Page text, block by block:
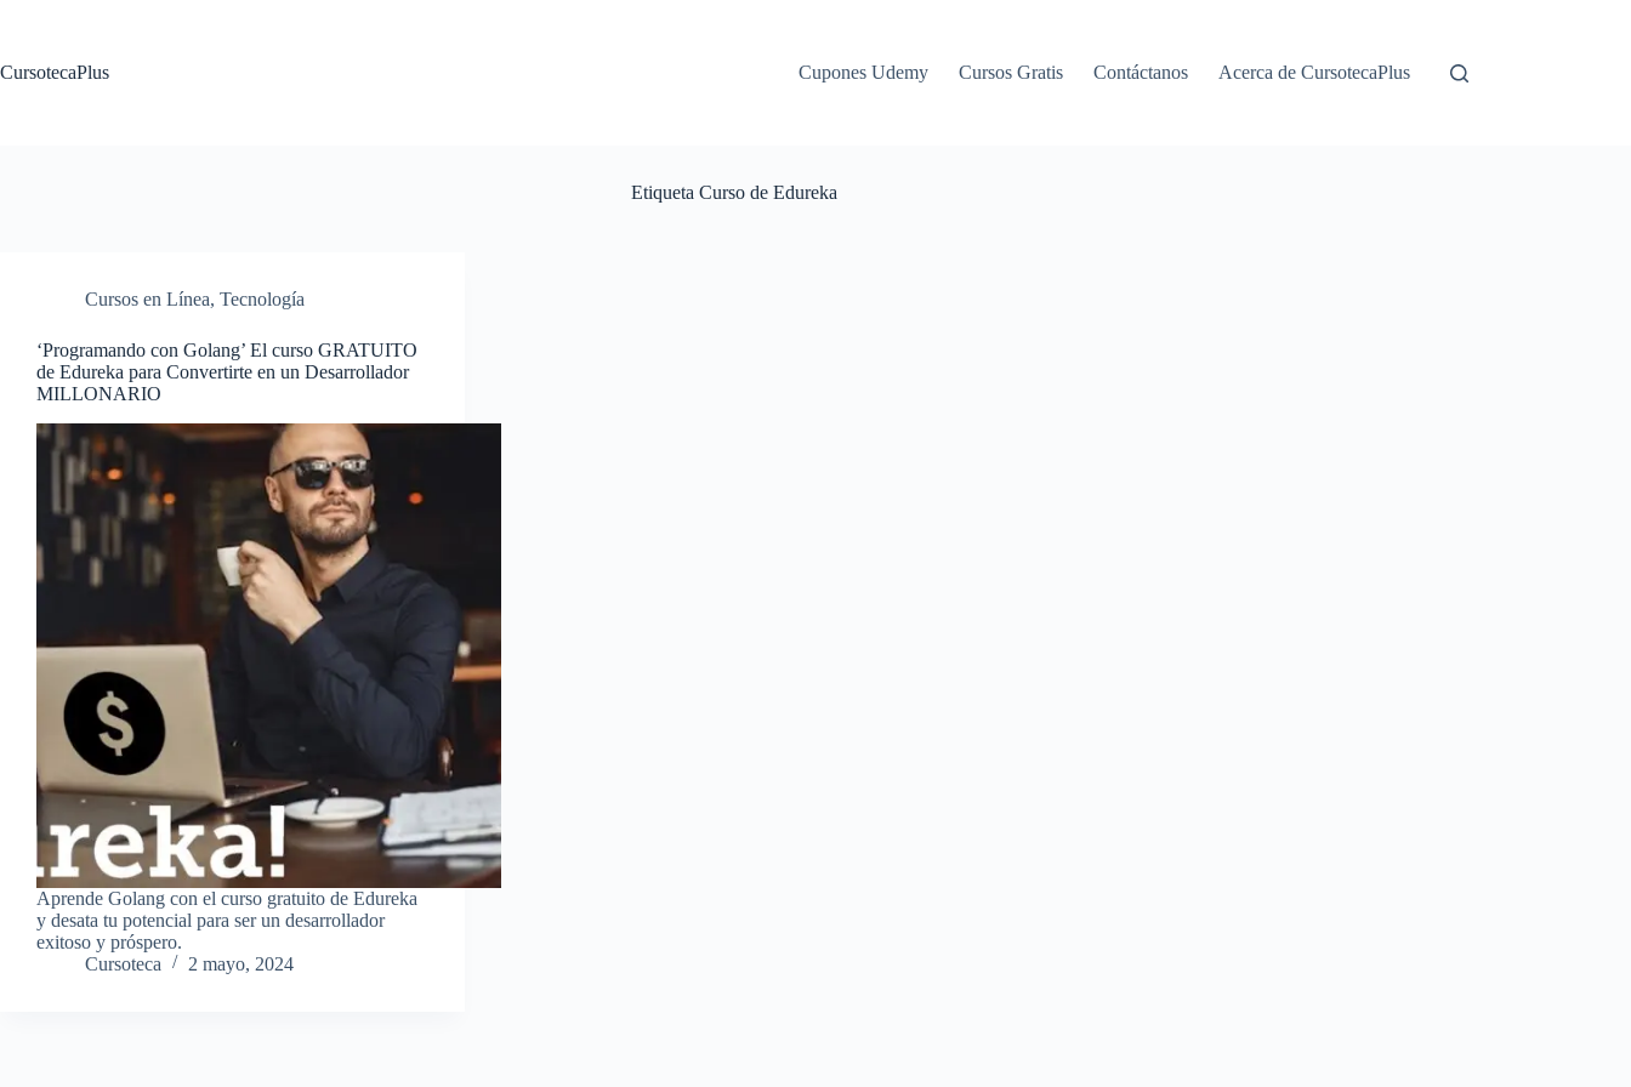
CursotecaPlus
Cupones Udemy Cursos Gratis Contáctanos Acerca de CursotecaPlus
Etiqueta Curso de Edureka
Cursos en Línea, Tecnología
‘Programando con Golang’ El curso GRATUITO
de Edureka para Convertirte en un Desarrollador
MILLONARIO
Aprende Golang con el curso gratuito de Edureka
y desata tu potencial para ser un desarrollador
exitoso y próspero.
Cursoteca
2 mayo, 2024